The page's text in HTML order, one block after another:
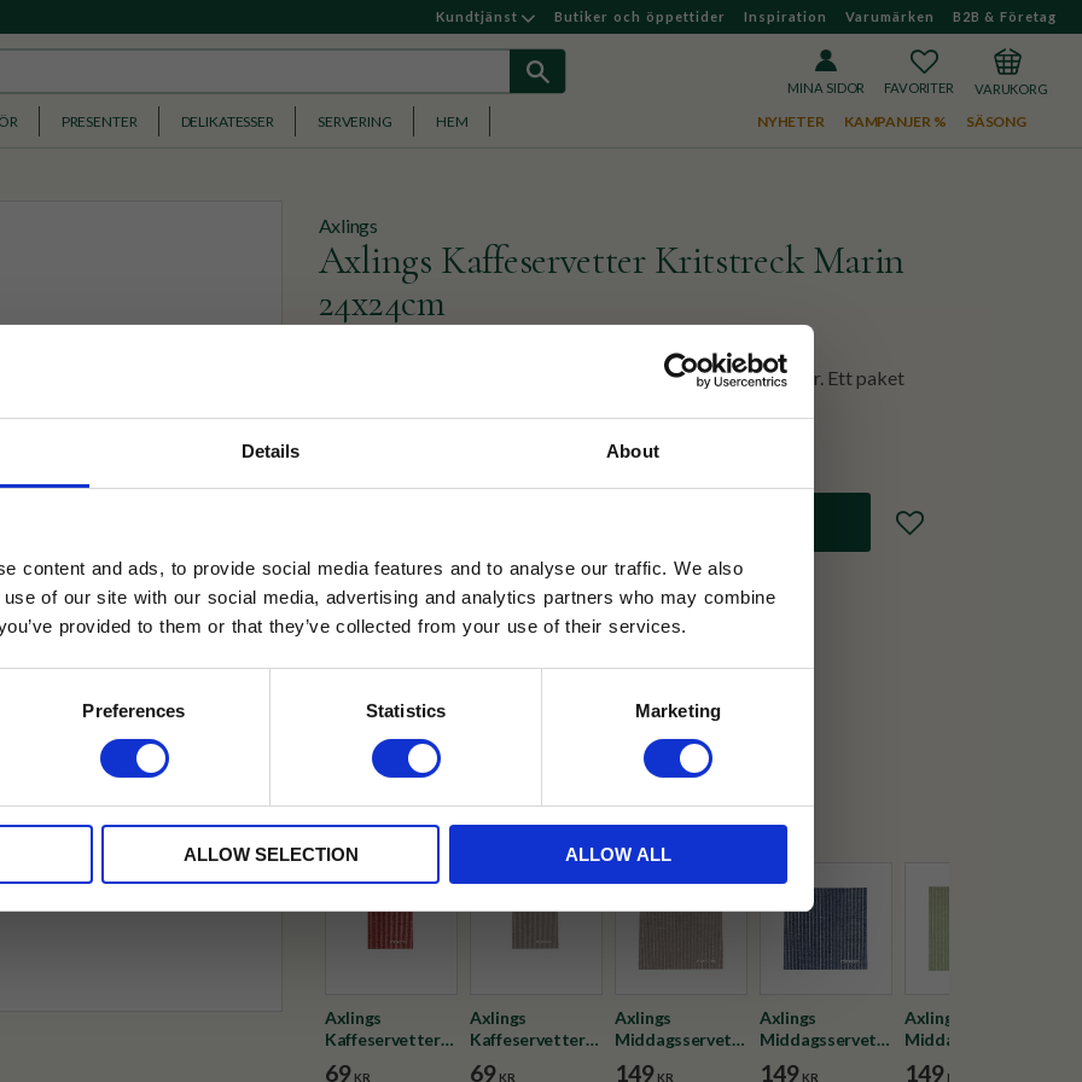
Details About
content and ads, to provide social media features and to analyse our traffic. We also
of our site with our social media, advertising and analytics partners who may combine
provided to them or that they’ve collected from your use of their services.
Preferences Statistics Marketing
ALLOW SELECTION ALLOW ALL
Kundtjänst Butiker och öppettider Inspiration Varumärken B2B & Företag
MINA SIDOR
FAVORITERKUNDVAGN
PRESENTER DELIKATESSER SERVERING HEM NYHETER KAMPANJER % SÄSONG
Axlings
Axlings Kaffeservetter Kritstreck Marin
24x24cm
​Marinblå pappservetter som liknar textil i kritstrecksmönster. Ett paket
Lägg till i favoriter
✓ Fri frakt över 399 kr
✓ Gratis teprov i varje beställning
Axlings
Kaffeservetter
24x24cm Röd
69 KR
Axlings
Kaffeservetter
Kritstreck Natur
69 KR
Axlings
Middagsservetter
Kritstreck Natur
149 KR
Axlings
Middagsservetter
Kritstreck Marin
149 KR
Axlings
Middagsservetter
Kritstreck Grön
149 KR
Läs mer
Rabatten fungerar endast
med andra erbjudanden.